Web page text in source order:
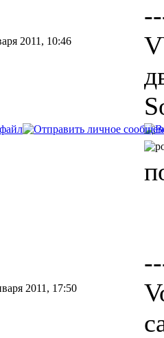
2011, 10:46
2011, 17:50